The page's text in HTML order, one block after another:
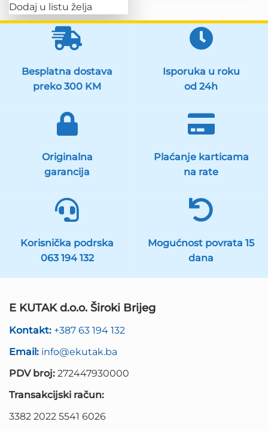
Dodaj u listu želja
Besplatna dostava
preko 300 KM
Isporuka u roku
od 24h
Originalna
garancija
Plaćanje karticama
na rate
Korisnička podrska
063 194 132
Mogućnost povrata 15
dana
E KUTAK d.o.o. Široki Brijeg
Kontakt: +387 63 194 132
Email: info@ekutak.ba
PDV broj: 272447930000
Transakcijski račun:
3382 2022 5541 6026